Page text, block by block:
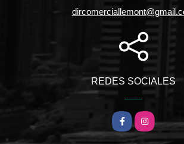
REDES SOCIALES
Facebook
Instagram